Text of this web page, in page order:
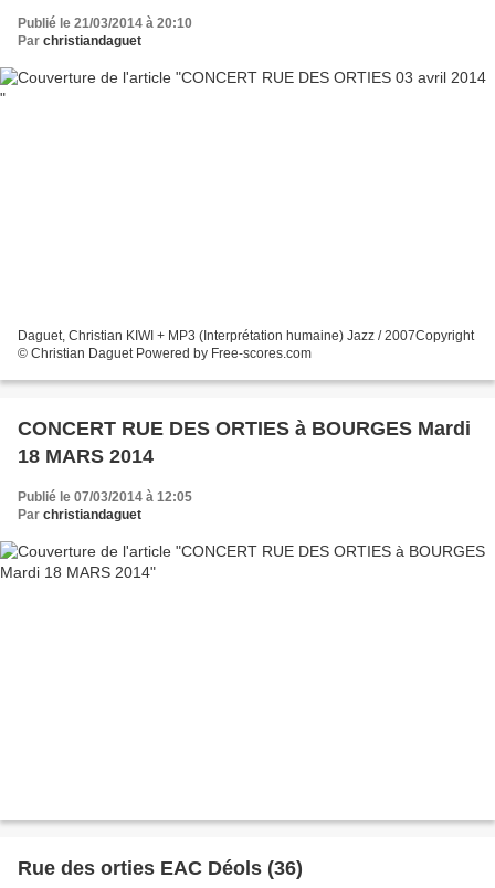
Publié le 21/03/2014 à 20:10
Par christiandaguet
Daguet, Christian KIWI + MP3 (Interprétation humaine) Jazz / 2007Copyright
© Christian Daguet Powered by Free-scores.com
CONCERT RUE DES ORTIES à BOURGES Mardi
18 MARS 2014
Publié le 07/03/2014 à 12:05
Par christiandaguet
Rue des orties EAC Déols (36)